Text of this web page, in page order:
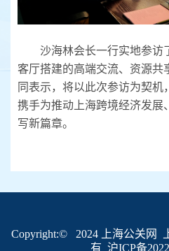
沙海林会长一行实地参访
客厅搭建的高端交流、资源共
同表示，将以此次参访为契机
携手为推动上海跨境经济发展
写新篇章。
Copyright:© 2024 上海公关网
有 沪ICP备